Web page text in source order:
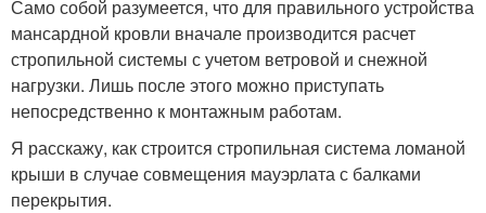
Само собой разумеется, что для правильного устройства
мансардной кровли вначале производится расчет
стропильной системы с учетом ветровой и снежной
нагрузки. Лишь после этого можно приступать
непосредственно к монтажным работам.
Я расскажу, как строится стропильная система ломаной
крыши в случае совмещения мауэрлата с балками
перекрытия.